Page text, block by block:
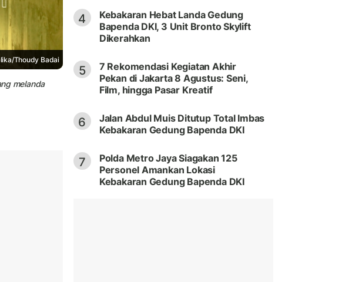
Thoudy Badai
melanda
4
Kebakaran Hebat Landa Gedung
Bapenda DKI, 3 Unit Bronto Skylift
Dikerahkan
5
7 Rekomendasi Kegiatan Akhir
Pekan di Jakarta 8 Agustus: Seni,
Film, hingga Pasar Kreatif
6
Jalan Abdul Muis Ditutup Total Imbas
Kebakaran Gedung Bapenda DKI
7
Polda Metro Jaya Siagakan 125
Personel Amankan Lokasi
Kebakaran Gedung Bapenda DKI